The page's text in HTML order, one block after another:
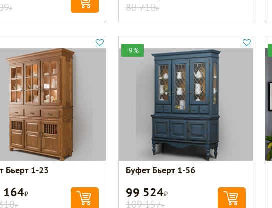
Р 80 710Р
Бьерт 1-23
Р
Р
-9%
Буфет Бьерт 1-56
99 524Р
109 157Р